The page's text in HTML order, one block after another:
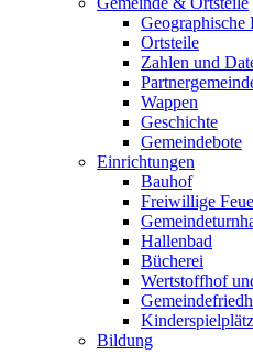
Geographische
Ortsteile
Zahlen und
Wappen
Geschichte
Gemeindebote
Einrichtungen
Bauhof
Freiwillige
Hallenbad
Bücherei
Wertstoffhof
Bildung